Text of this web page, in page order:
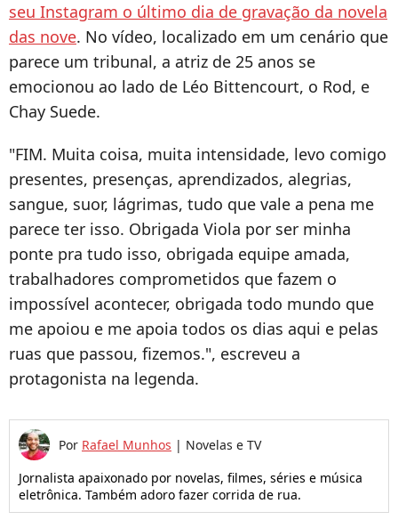
seu Instagram o último dia de gravação da novela
das nove. No vídeo, localizado em um cenário que
parece um tribunal, a atriz de 25 anos se
emocionou ao lado de Léo Bittencourt, o Rod, e
Chay Suede.
"FIM. Muita coisa, muita intensidade, levo comigo
presentes, presenças, aprendizados, alegrias,
sangue, suor, lágrimas, tudo que vale a pena me
parece ter isso. Obrigada Viola por ser minha
ponte pra tudo isso, obrigada equipe amada,
trabalhadores comprometidos que fazem o
impossível acontecer, obrigada todo mundo que
me apoiou e me apoia todos os dias aqui e pelas
ruas que passou, fizemos.", escreveu a
protagonista na legenda.
Por Rafael Munhos | Novelas e TV
Jornalista apaixonado por novelas, filmes, séries e música
eletrônica. Também adoro fazer corrida de rua.